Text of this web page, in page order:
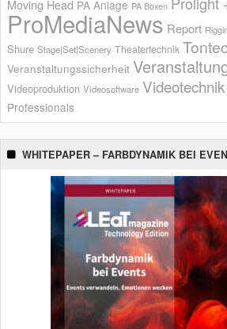
Moving Head PA Anlage PA Boxen
ProMediaNews Report
Shure Stage|Set|Scenery Theatertechnik
Veranstaltungssicherheit
Videoproduktion Videosoftware Videotechnik
Professionals
WHITEPAPER – FARBDYNAMIK BEI